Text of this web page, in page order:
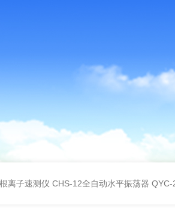
离子速测仪 CHS-12全自动水平振荡器 QYC-